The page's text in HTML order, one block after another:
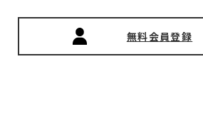
無料会員登録